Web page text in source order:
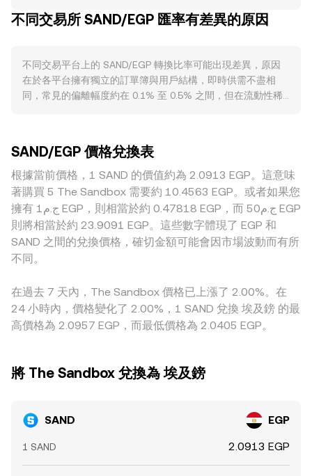
型山寨幣走勢具相關性，風險偏好上升時資金更願意配置遊戲
接反映到 SAND/EGP 定價。監管事件方面，針對遊戲代幣、
NFT 及其會計處理或證券屬性的監管表態，會影響合規交易渠
道與法幣對接，若埃及當地對加密資產的限制收緊，可能降低
大額錢包（所謂巨鯨）集中充值或提幣，均會在短期內改變淨
多空傾向與波動度，進而對 SAND/EGP 轉換比率造成擾動。
多個平台觀察，數據匯總方常使用加權成交均價（VWAP）來
算上，簡單算式為：以 SAND 計價時，EGP 價值 = SAND 數量
× 轉換比率；反之，SAND 數量 = EGP 數值 ÷ 轉換比率。除了
中心化訂單簿外，SAND 在去中心化交易所也有一定流動性，
= y/x。當單筆兌換規模較大時，無論在訂單簿或 AMM 池中，
都可能因為吃單或滑點而使成交價偏離中間價或 VWAP，進而
影響最終的 SAND/EGP 轉換比率。
不同交易所 SAND/EGP 匯率有差異的原因
不同交易平台上的 SAND/EGP 轉換比率可能出現差異，原因
在於各平台擁有獨立的訂單簿與用戶結構，即時供需不盡相
同，常見的偏離幅度約在 0.1% 至 0.5% 之間，但在流動性稀
與地理與監管相關的溢價也會出現：若本地以 EGP 出入金的
渠道受限或合規成本較高，EGP 場內外的可得性與需求結構會
在局部市場形成不同的報價水平。還需注意跨幣種報價鏈條帶
來的影響：不少平台以 SAND/USDT 或 SAND/USD 作為基
礎，再換算為 EGP，因此 USDT 對 EGP 的微小溢折價與流動
性狀況會透過基礎對價傳導到最終的 SAND/EGP 報價。雖然
跨市場所帶來的套利行為會在價差擴大時買低賣高，促使價格
重新收斂，但由於轉帳延遲、手續費與風險承擔等成本存在，
SAND/EGP 價格兌換表
根據當前價格，1 SAND 的價值約為 2.0913 EGP。這意味
著購買 5 The Sandbox 需要約 10.4563 EGP。或者如果您
擁有 ج.م1 EGP，則相當於約 0.47818 EGP，而 ج.م50 EGP
則將相當於約 23.9091 EGP。這些數字體現了 EGP 和
SAND 之間的兌換價格，確切金額可能會因市場波動而有所
不同。
在過去 7 天內，The Sandbox 價格已上漲了 2.00%。在
24 小時內，價格變化了 2.00%，1 SAND 兌換 埃及鎊 的最
高價格為 2.0957 EGP，而最低價格為 2.0405 EGP。
將 The Sandbox 兌換為 埃及鎊
SAND EGP
1 SAND 2.0913 EGP